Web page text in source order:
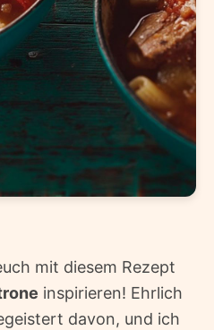
mit diesem Rezept
inspirieren! Ehrlich
davon, und ich